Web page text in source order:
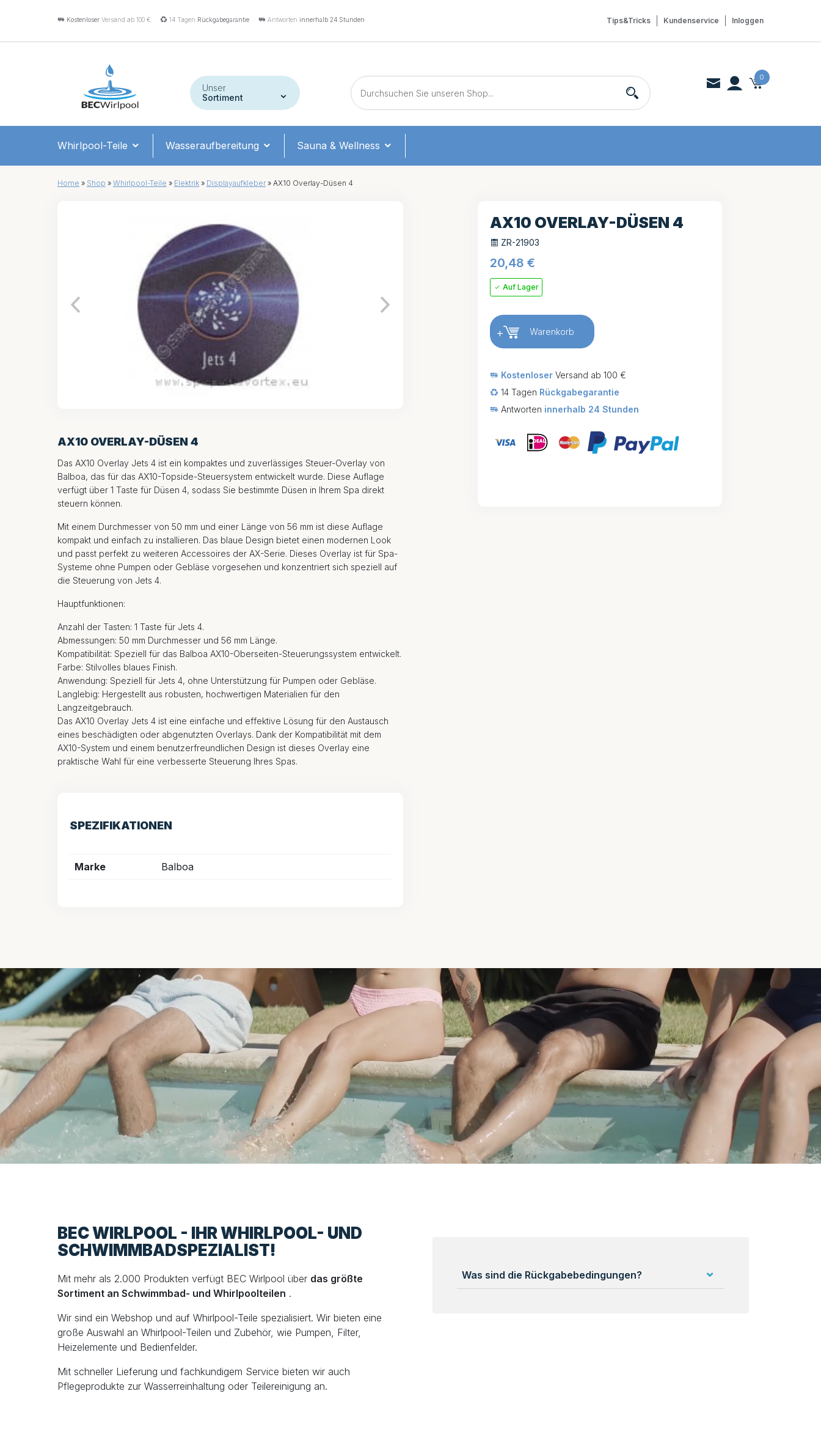
Kostenloser Versand ab 100 € 14 Tagen Rückgabegarantie Antworten innerhalb 24 Stunden Inloggen
Kundenservice
Tips&Tricks
Unser
Sortiment
0
Whirlpool-Teile Wasseraufbereitung Sauna & Wellness
Home » Shop » Whirlpool-Teile » Elektrik » Displayaufkleber » AX10 Overlay-Düsen 4
AX10 OVERLAY-DÜSEN 4
Das AX10 Overlay Jets 4 ist ein kompaktes und zuverlässiges Steuer-Overlay von
Balboa, das für das AX10-Topside-Steuersystem entwickelt wurde. Diese Auflage
verfügt über 1 Taste für Düsen 4, sodass Sie bestimmte Düsen in Ihrem Spa direkt
steuern können.
Mit einem Durchmesser von 50 mm und einer Länge von 56 mm ist diese Auflage
kompakt und einfach zu installieren. Das blaue Design bietet einen modernen Look
und passt perfekt zu weiteren Accessoires der AX-Serie. Dieses Overlay ist für Spa-
Systeme ohne Pumpen oder Gebläse vorgesehen und konzentriert sich speziell auf
die Steuerung von Jets 4.
Hauptfunktionen:
Anzahl der Tasten: 1 Taste für Jets 4.
Abmessungen: 50 mm Durchmesser und 56 mm Länge.
Kompatibilität: Speziell für das Balboa AX10-Oberseiten-Steuerungssystem entwickelt.
Farbe: Stilvolles blaues Finish.
Anwendung: Speziell für Jets 4, ohne Unterstützung für Pumpen oder Gebläse.
Langlebig: Hergestellt aus robusten, hochwertigen Materialien für den
Langzeitgebrauch.
Das AX10 Overlay Jets 4 ist eine einfache und effektive Lösung für den Austausch
eines beschädigten oder abgenutzten Overlays. Dank der Kompatibilität mit dem
AX10-System und einem benutzerfreundlichen Design ist dieses Overlay eine
praktische Wahl für eine verbesserte Steuerung Ihres Spas.
SPEZIFIKATIONEN
Marke Balboa
AX10 OVERLAY-DÜSEN 4
ZR-21903
20,48€
Auf Lager
+ Warenkorb
Kostenloser Versand ab 100 €
14 Tagen Rückgabegarantie
Antworten innerhalb 24 Stunden
BEC WIRLPOOL - IHR WHIRLPOOL- UND
SCHWIMMBADSPEZIALIST!
Mit mehr als 2.000 Produkten verfügt BEC Wirlpool über das größte
Sortiment an Schwimmbad- und Whirlpoolteilen .
Wir sind ein Webshop und auf Whirlpool-Teile spezialisiert. Wir bieten eine
große Auswahl an Whirlpool-Teilen und Zubehör, wie Pumpen, Filter,
Heizelemente und Bedienfelder.
Mit schneller Lieferung und fachkundigem Service bieten wir auch
Pflegeprodukte zur Wasserreinhaltung oder Teilereinigung an.
Was sind die Rückgabebedingungen?